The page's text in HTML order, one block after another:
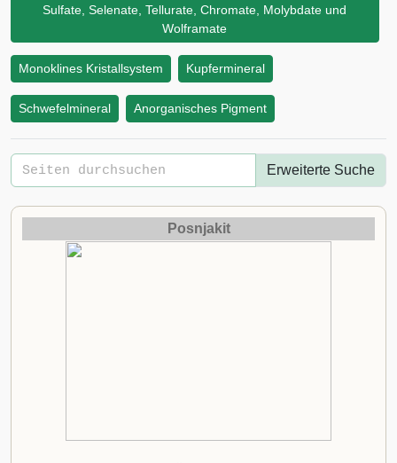
Sulfate, Selenate, Tellurate, Chromate, Molybdate und
Wolframate
Monoklines Kristallsystem Kupfermineral
Schwefelmineral Anorganisches Pigment
Erweiterte Suche
Posnjakit